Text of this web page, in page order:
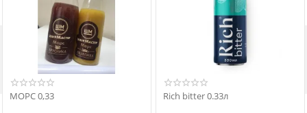
МОРС 0,33 Rich bitter 0.33л